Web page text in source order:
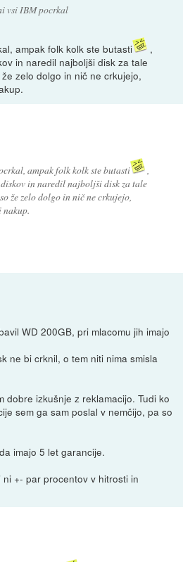
vsi IBM pocrkal
ampak folk kolk ste butasti
,
in naredil najboljši disk za tale
zelo dolgo in nič ne crkujejo,
ampak folk kolk ste butasti
,
in naredil najboljši disk za tale
že zelo dolgo in nič ne crkujejo,
nakup.
WD 200GB, pri mlacomu jih imajo
ne bi crknil, o tem niti nima smisla
dobre izkušnje z reklamacijo. Tudi ko
sem ga sam poslal v nemčijo, pa so
imajo 5 let garancije.
+- par procentov v hitrosti in